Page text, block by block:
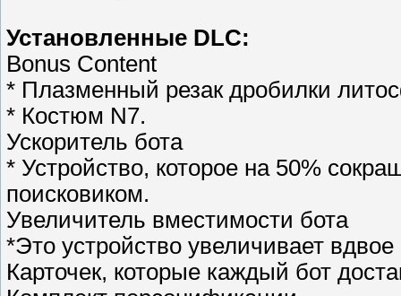
Установленные DLC:
Bonus Content
* Плазменный резак дробилки
* Костюм N7.
Ускоритель бота
* Устройство, которое на 50%
поисковиком.
Увеличитель вместимости бота
*Это устройство увеличивает
Карточек, которые каждый бот